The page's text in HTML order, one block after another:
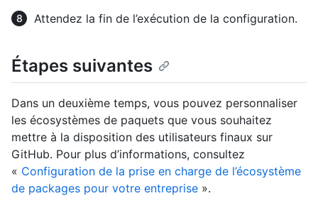
Attendez la fin de l’exécution de la configuration.
Étapes suivantes
Dans un deuxième temps, vous pouvez personnaliser
les écosystèmes de paquets que vous souhaitez
mettre à la disposition des utilisateurs finaux sur
GitHub. Pour plus d’informations, consultez
« Configuration de la prise en charge de l’écosystème
de packages pour votre entreprise ».